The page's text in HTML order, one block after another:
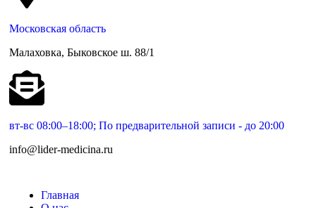
Московская область
Малаховка, Быковское ш. 88/1
вт-вс 08:00–18:00; По предварительной записи - до 20:00
info@lider-medicina.ru
Главная